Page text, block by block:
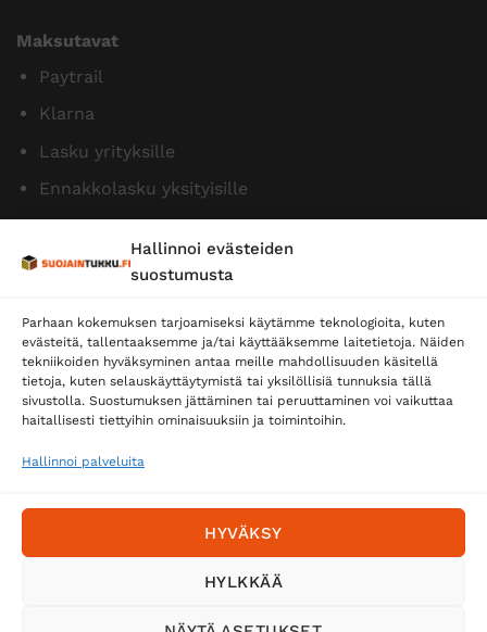
Hallinnoi evästeiden
suostumusta
Parhaan kokemuksen tarjoamiseksi käytämme teknologioita, kuten
evästeitä, tallentaaksemme ja/tai käyttääksemme laitetietoja. Näiden
tekniikoiden hyväksyminen antaa meille mahdollisuuden käsitellä
tietoja, kuten selauskäyttäytymistä tai yksilöllisiä tunnuksia tällä
sivustolla. Suostumuksen jättäminen tai peruuttaminen voi vaikuttaa
haitallisesti tiettyihin ominaisuuksiin ja toimintoihin.
Hallinnoi palveluita
HYVÄKSY
HYLKKÄÄ
Maksutavat
Paytrail
Klarna
Lasku yrityksille
Ennakkolasku yksityisille
Toimitustavat
Posti
Matkahuolto
Tilaa uutiskirje ja saat erikoisalennuksia